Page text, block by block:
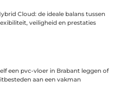
Cloud: de ideale balans tussen
veiligheid en prestaties
een pvc-vloer in Brabant leggen of
aan een vakman